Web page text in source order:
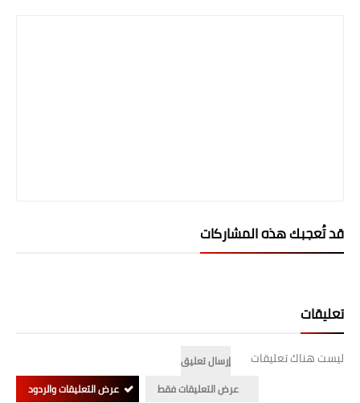
قد تُعجبك هذه المشاركات
تعليقات
ليست هناك تعليقات
إرسال تعليق
عرض التعليقات فقط
عرض التعليقات والردود